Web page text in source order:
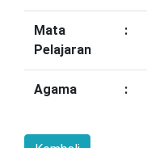
Mata
Pelajaran
:
Agama :